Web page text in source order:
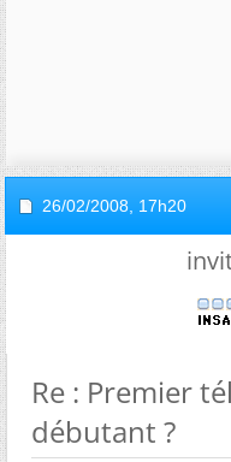
26/02/2008, 17h20
Re : Premier
débutant ?